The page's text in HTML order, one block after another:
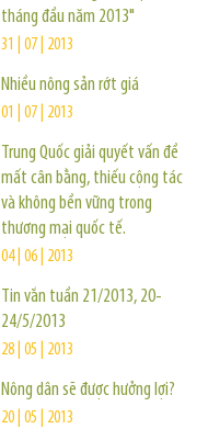
tháng đầu năm 2013"
31 | 07 | 2013
Nhiều nông sản rớt giá
01 | 07 | 2013
Trung Quốc giải quyết vấn đề
mất cân bằng, thiếu cộng tác
và không bền vững trong
thương mại quốc tế.
04 | 06 | 2013
Tin vắn tuần 21/2013, 20-
24/5/2013
28 | 05 | 2013
Nông dân sẽ được hưởng lợi?
20 | 05 | 2013